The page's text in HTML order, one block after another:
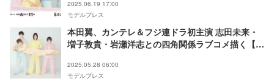
2025.06.19 17:00
モデルプレス
本田翼、カンテレ＆フジ連ドラ初主演 志田未来・
増子敦貴・岩瀬洋志との四角関係ラブコメ描く【北
ることにしました。】
2025.05.28 06:00
モデルプレス